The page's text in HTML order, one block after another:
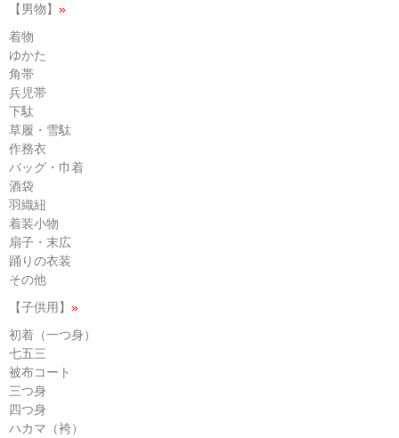
【男物】 »
着物
ゆかた
角帯
兵児帯
下駄
草履・雪駄
作務衣
バッグ・巾着
酒袋
羽織紐
着装小物
扇子・末広
踊りの衣装
その他
【子供用】 »
初着（一つ身）
七五三
被布コート
三つ身
四つ身
ハカマ（袴）